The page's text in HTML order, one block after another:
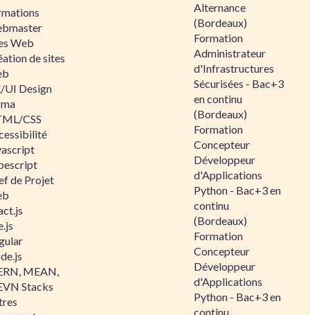
Web
de sites
UI Design
CSS
de Projet
MEAN,
Stacks
Alternance
(Bordeaux)
Formation
Administrateur
d'Infrastructures
Sécurisées - Bac+3
en continu
(Bordeaux)
Formation
Concepteur
Développeur
d'Applications
Python - Bac+3 en
continu
(Bordeaux)
Formation
Concepteur
Développeur
d'Applications
Python - Bac+3 en
continu